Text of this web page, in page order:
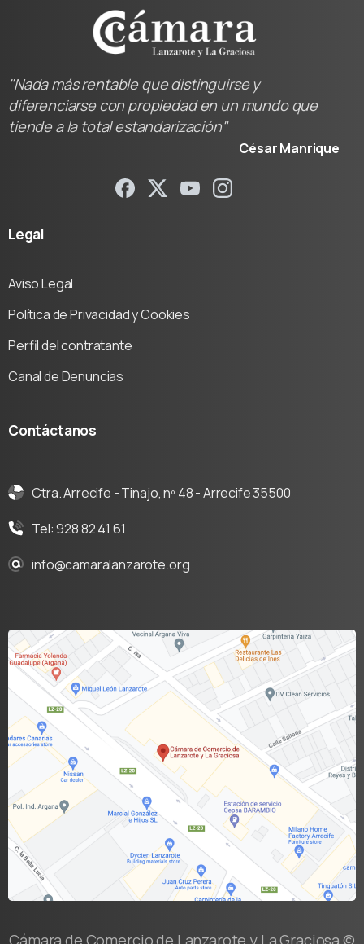
"Nada más rentable que distinguirse y
diferenciarse con propiedad en un mundo que
tiende a la total estandarización"
César Manrique
Legal
Aviso Legal
Política de Privacidad y Cookies
Perfil del contratante
Canal de Denuncias
Contáctanos
Ctra. Arrecife - Tinajo, nº 48 - Arrecife 35500
Tel: 928 82 41 61
info@camaralanzarote.org
Cámara de Comercio de Lanzarote y La Graciosa ©